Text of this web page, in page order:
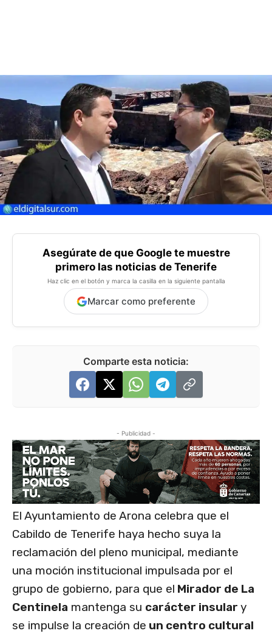
Asegúrate de que Google te muestre
primero las noticias de Tenerife
Haz clic en el botón y marca la casilla en la siguiente pantalla
Marcar como preferente
Comparte esta noticia:
- Publicidad -
El Ayuntamiento de Arona celebra que el
Cabildo de Tenerife haya hecho suya la
reclamación del pleno municipal, mediante
una moción institucional impulsada por el
grupo de gobierno, para que el Mirador de La
Centinela mantenga su carácter insular y
se impulse la creación de un centro cultural